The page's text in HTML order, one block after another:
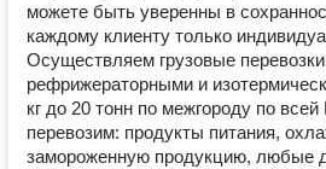
можете быть уверенны в
каждому клиенту только
Осуществляем грузовые
рефрижераторными и
кг до 20 тонн по межгороду по
перевозим: продукты питания,
замороженную продукцию, любые